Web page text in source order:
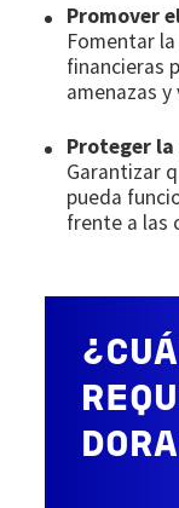
Promover
Fomentar
financieras
amenazas
Proteger
Garantizar
pueda
frente a las